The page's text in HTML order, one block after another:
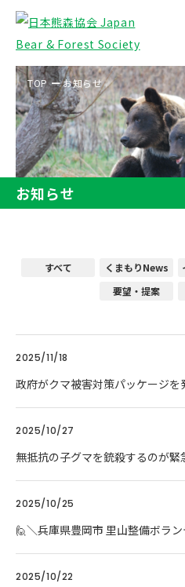
TOP お知らせ
お知らせ
すべて くまもりNews
要望・提案
2025/11/18
政府がクマ被害対策パッケージを
2025/10/27
無抵抗の子グマを銃殺するのが緊
2025/10/25
🙋＼兵庫県豊岡市 里山整備ボラ
2025/10/22